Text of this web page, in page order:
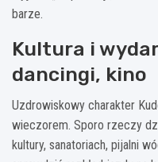
barze.
Kultura i
dancingi, kino
Uzdrowiskowy charakter
wieczorem. Sporo rzeczy
kultury, sanatoriach, pijalni